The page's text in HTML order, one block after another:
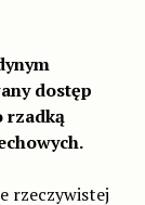
dostęp
rzadką
rzeczywistej